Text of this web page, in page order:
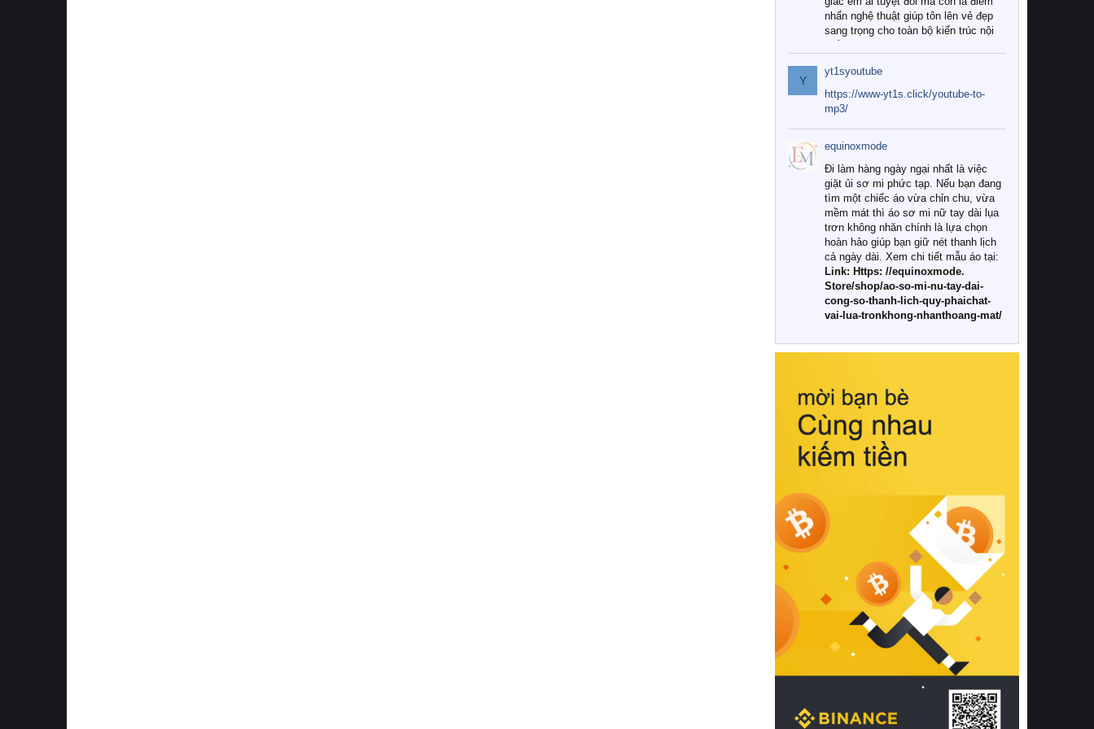
nhấn nghệ thuật giúp tôn lên vẻ đẹp
sang trọng cho toàn bộ kiến trúc nội
Tuy nhiên, giữa thị trường đa dạng
với vô vàn thương hiệu và mẫu mã
như hiện nay, làm thế nào để chọn
được những bộ chăn ga gối đệm cao
cấp thực sự chất lượng, phù hợp với
khí hậu và nhu cầu sử dụng của gia
đình? Hãy cùng chúng tôi đi tìm lời
giải đáp chi tiết qua bài viết dưới đây.
1. Tại sao các gia đình hiện đại lại ưa
chuộng chăn ga gối đệm cao cấp?
Khác với các dòng sản phẩm thông
thường, những bộ chăn ga gối đệm
cao cấp trải qua quy trình sản xuất
nghiêm ngặt từ khâu chọn lọc nguyên
liệu tự nhiên đến công nghệ dệt
nhuộm hiện đại không chứa hóa chất
này, bạn sẽ cảm nhận rõ rệt sự khác
hồi chuẩn xác của phần đệm nâng đỡ
cột sống.
Bên cạnh đó, việc lựa chọn các dòng
sản phẩm đạt chuẩn chất lượng quốc
tế còn giúp ngăn ngừa tình trạng kích
khuẩn và nấm mốc trong điều kiện
thời tiết nóng ẩm. Bạn có thể tìm hiểu
thêm các nghiên cứu khoa học về tác
động của giấc ngủ và môi trường
phòng ngủ đối với sức khỏe con
người tại Sleep Foundation (External
Link) để có cái nhìn toàn diện hơn.
2. Các tiêu chí vàng khi lựa chọn
chăn ga gối đệm cao cấp cho phòng
ngủ
Để sở hữu một bộ chăn ga gối đệm
cao cấp hoàn hảo cả về thẩm mỹ lẫn
công năng, người tiêu dùng cần cân
nhắc kỹ lưỡng các tiêu chí quan trọng
Y
yt1syoutube
https://www-yt1s.click/youtube-to-
mp3/
equinoxmode
Đi làm hàng ngày ngại nhất là việc
giặt ủi sơ mi phức tạp. Nếu bạn đang
tìm một chiếc áo vừa chỉn chu, vừa
mềm mát thì áo sơ mi nữ tay dài lụa
trơn không nhăn chính là lựa chọn
hoàn hảo giúp bạn giữ nét thanh lịch
cả ngày dài. Xem chi tiết mẫu áo tại:
Link: Https: //equinoxmode.
Store/shop/ao-so-mi-nu-tay-dai-
cong-so-thanh-lich-quy-phaichat-
vai-lua-tronkhong-nhanthoang-mat/